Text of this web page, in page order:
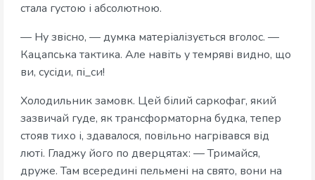
стала густою і абсолютною.
— Ну звісно, — думка матеріалізується вголос. —
Кацапська тактика. Але навіть у темряві видно, що
ви, сусіди, пі_си!
Холодильник замовк. Цей білий саркофаг, який
зазвичай гуде, як трансформаторна будка, тепер
стояв тихо і, здавалося, повільно нагрівався від
люті. Гладжу його по дверцятах: — Тримайся,
друже. Там всередині пельмені на свято, вони на